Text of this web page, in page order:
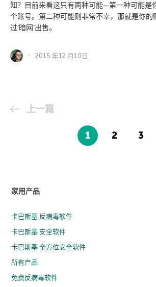
知？目前来看这只有两种可能—第一种可能是
个账号。第二种可能则非常不幸，那就是你的
过’暗网’出售。
2015 年12 月10日
上一篇
1 2 3
家用产品
卡巴斯基 反病毒软件
卡巴斯基 安全软件
卡巴斯基 全方位安全软件
所有产品
免费反病毒软件